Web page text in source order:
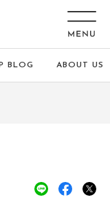
BLOG ABOUT US